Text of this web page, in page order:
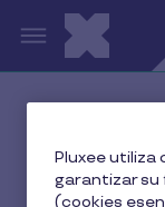
Pasar al
Facturación,
Cómo funciona
Pluxee utiliza
garantizar su
(cookies